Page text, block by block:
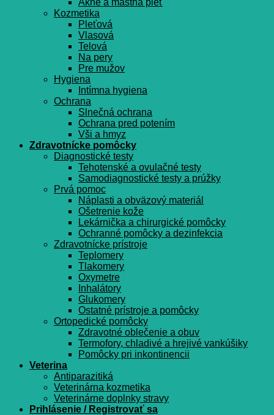
Kozmetika
Pleťová
Vlasová
Telová
Na pery
Pre mužov
Hygiena
Intímna hygiena
Ochrana
Slnečná ochrana
Ochrana pred potením
Vši a hmyz
Zdravotnícke pomôcky
Diagnostické testy
Tehotenské a ovulačné testy
Samodiagnostické testy a prúžky
Prvá pomoc
Náplasti a obväzový materiál
Ošetrenie kože
Lekárnička a chirurgické pomôcky
Ochranné pomôcky a dezinfekcia
Zdravotnícke prístroje
Teplomery
Tlakomery
Oxymetre
Inhalátory
Glukomery
Ostatné prístroje a pomôcky
Ortopedické pomôcky
Zdravotné oblečenie a obuv
Termofory, chladivé a hrejivé vankúšiky
Pomôcky pri inkontinencii
Veterina
Antiparazitiká
Veterinárna kozmetika
Veterinárne doplnky stravy
Prihlásenie / Registrovať sa